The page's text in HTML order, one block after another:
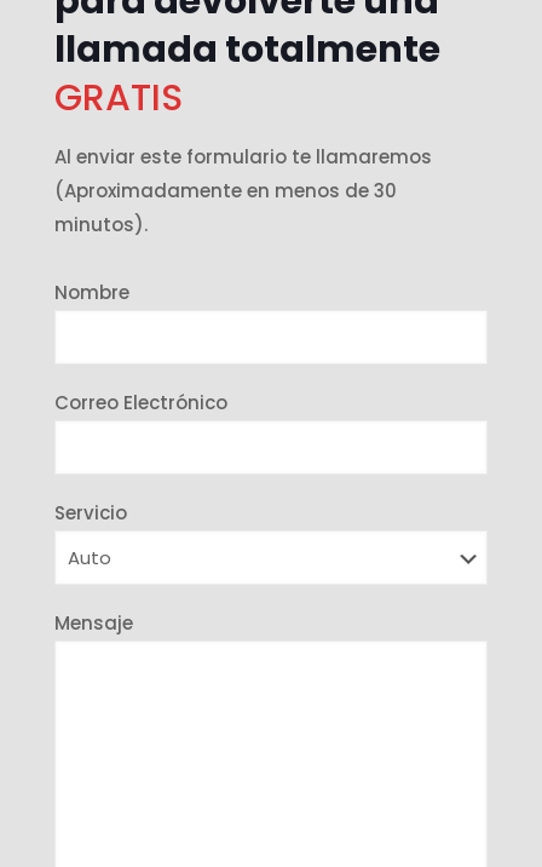
llamada totalmente
GRATIS
Al enviar este formulario te llamaremos
(Aproximadamente en menos de 30
minutos).
Nombre
Correo Electrónico
Servicio
Mensaje